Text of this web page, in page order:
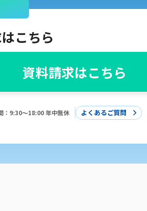
こちら
資料請求はこちら
：9:30〜18:00 年中無休 よくあるご質問